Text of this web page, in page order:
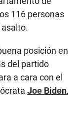
116 personas
posición en
del partido
a cara con el
Joe Biden,